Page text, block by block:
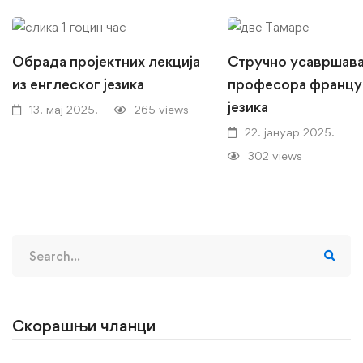
Обрада пројектних лекција
из енглеског језика
13. мај 2025. 265 views
Стручно
професора
језика
22. јануар 2025.
302 views
for:
Скорашњи чланци